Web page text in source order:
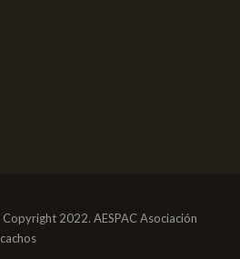
2022. AESPAC Asociación